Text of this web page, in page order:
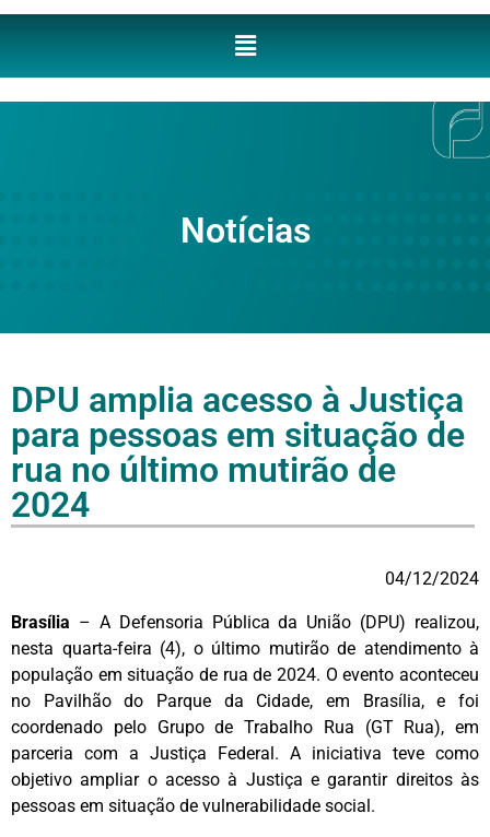
Notícias
DPU amplia acesso à Justiça
para pessoas em situação de
rua no último mutirão de
2024
04/12/2024
Brasília – A Defensoria Pública da União (DPU) realizou,
nesta quarta-feira (4), o último mutirão de atendimento à
população em situação de rua de 2024. O evento aconteceu
no Pavilhão do Parque da Cidade, em Brasília, e foi
coordenado pelo Grupo de Trabalho Rua (GT Rua), em
parceria com a Justiça Federal. A iniciativa teve como
objetivo ampliar o acesso à Justiça e garantir direitos às
pessoas em situação de vulnerabilidade social.